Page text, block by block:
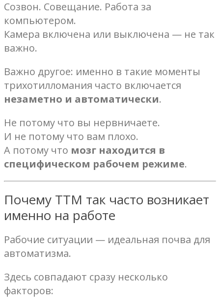
Созвон. Совещание. Работа за
компьютером.
Камера включена или выключена — не так
важно.
Важно другое: именно в такие моменты
трихотилломания часто включается
незаметно и автоматически.
Не потому что вы нервничаете.
И не потому что вам плохо.
А потому что мозг находится в
специфическом рабочем режиме.
Почему ТТМ так часто возникает
именно на работе
Рабочие ситуации — идеальная почва для
автоматизма.
Здесь совпадают сразу несколько
факторов: